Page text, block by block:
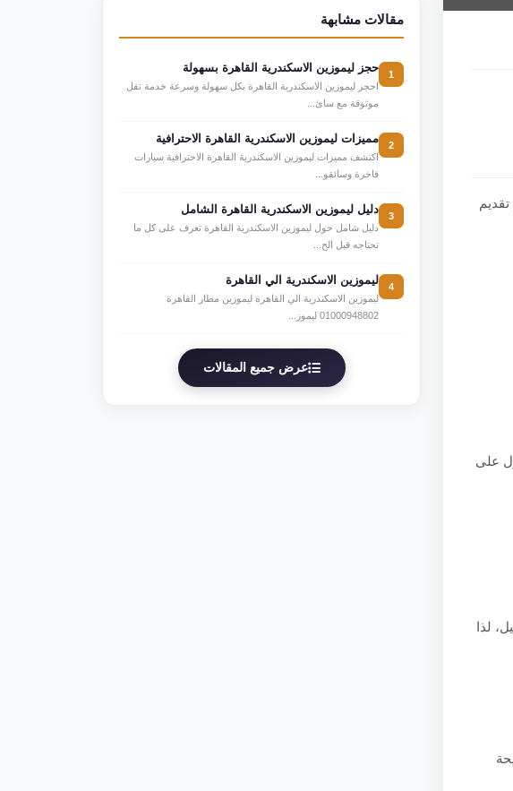
على
بكل عميل، لذا
مريحة
مقالات مشابهة
1 حجز ليموزين الاسكندرية القاهرة بسهولة
احجز ليموزين الاسكندرية القاهرة بكل سهولة وسرعة خدمة نقل
موثوقة مع سائ...
2 مميزات ليموزين الاسكندرية القاهرة الاحترافية
اكتشف مميزات ليموزين الاسكندرية القاهرة الاحترافية سيارات
فاخرة وسائقو...
3 دليل ليموزين الاسكندرية القاهرة الشامل
دليل شامل حول ليموزين الاسكندرية القاهرة تعرف على كل ما
تحتاجه قبل الح...
4 ليموزين الاسكندرية الي القاهرة
ليموزين الاسكندرية الي القاهرة ليموزين مطار القاهرة
01000948802 ليموز...
عرض جميع المقالات